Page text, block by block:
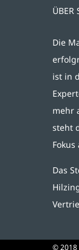
ÜBER
Die
ist in
mehr
steht
Das
© 2018